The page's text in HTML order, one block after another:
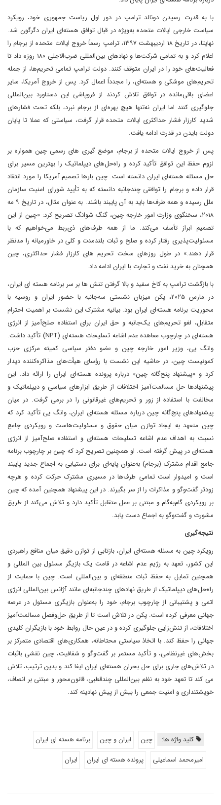
با به قدرت رسیدن دونالد ترامپ در دور اول ریاست جمهوری خود، رویکرد
سیاست خارجی ایالات متحده به‌ویژه در قبال توافق هسته‌ای ایران دگرگون شد.
نهایتا، در تاریخ ۱۸ اردیبهشت ۱۳۹۷، ترامپ رسماً خروج ایالات متحده از برجام را
اعلام کرد و به تمامی شرکت‌ها و نهادهای بین‌المللی ضرب‌الاجلی ۱۸۰ روزه داد تا
فعالیت‌های خود را در ایران متوقف کنند. دولت ترامپ تمامی تحریم‌ها، از جمله
تحریم‌های موشکی و هسته‌ای، را مجدداً اعمال کرد. پس از خروج آمریکا، سایر
اعضای باقی‌مانده در توافق تلاش کردند از فروپاشی این دستاورد بین‌المللی
جلوگیری کنند اما ایران نه‌تنها هیچ بهره‌ای از برجام نبرد، بلکه تحت فشارهای
شدید کارزار فشار حداکثری ایالات متحده قرار گرفت، سیاستی که عملا تا پایان
دولت بایدن در قدرت ادامه یافت.
پس از خروج ایالات متحده از برجام، موضع گیری های رسمی چین همواره بر
لزوم حفظ این توافق تأکید کرده و راه‌حل‌های دیپلماتیک را بهترین مسیر برای
حل مسئله هسته‌ای ایران دانسته است. چین بارها تصمیم آمریکا را مورد انتقاد
قرار داده و برجام را توافقی چندجانبه دانسته که به تأیید شورای امنیت سازمان
ملل رسیده و همه طرف‌ها باید به آن پایبند باشند. به عنوان مثال، در تاریخ ۹ مه
۲۰۱۸، سخنگوی وزارت امور خارجه چین، گنگ شوانگ تصریح کرد: «چین از این
تصمیم ابراز تأسف می‌کند. ما از همه طرف‌های ذی‌ربط می‌خواهیم که با
مسئولیت‌پذیری رفتار کرده و صلح و ثبات بلندمدت و کلی در خاورمیانه را مدنظر
قرار دهند.» در طول روزهای سخت تحریم های کارزار فشار حداکثری، چین
همچنان به خرید نفت و تجارت با ایران ادامه داد.
با بازگشت ترامپ به کاخ سفید و بالا گرفتن تنش ها بر سر برنامه هسته ای ایران،
در مارس ۲۰۲۵، پکن میزبان نشستی سه‌جانبه با حضور ایران و روسیه با
محوریت برنامه هسته‌ای ایران بود. بیانیه مشترک این نشست بر اهمیت احترام
متقابل، لغو تحریم‌های یک‌جانبه و حق ایران برای استفاده صلح‌آمیز از انرژی
هسته‌ای در چارچوب معاهده عدم اشاعه تسلیحات هسته‌ای (NPT) تأکید داشت.
وانگ یی، وزیر امور خارجه چین و عضو دفتر سیاسی کمیته مرکزی حزب
کمونیست چین، در حاشیه این نشست با رؤسای هیأت‌های مذاکره‌کننده دیدار
کرد و «پیشنهاد پنج‌گانه چین» درباره پرونده هسته‌ای ایران را ارائه داد. این
پیشنهاد‌ها حل مسالمت‌آمیز اختلافات از طریق ابزار‌های سیاسی و دیپلماتیک و
مخالفت با استفاده از زور و تحریم‌های غیرقانونی را در برمی گرفت. در میان
پیشنهاد‌های پنج‌گانه چین درباره مسئله هسته‌ای ایران، وانگ یی تأکید کرد که
چین متعهد به ایجاد توازن میان حقوق و مسئولیت‌هاست و رویکردی جامع
نسبت به اهداف عدم اشاعه تسلیحات هسته‌ای و استفاده صلح‌آمیز از انرژی
هسته‌ای در پیش گرفته است. او همچنین تصریح کرد که چین بر چارچوب برنامه
جامع اقدام مشترک (برجام) به‌عنوان پایه‌ای برای دستیابی به اجماع جدید پایبند
است و امیدوار است تمامی طرف‌ها در مسیری مشترک حرکت کرده و هرچه
زودتر گفت‌و‌گو و مذاکرات را از سر بگیرند. در این پیشنهاد همچنین آمده که چین
بر رویکردی گام‌به‌گام و مبتنی بر عمل متقابل تأکید دارد و تلاش می‌کند از طریق
مشورت و گفت‌و‌گو به اجماع دست یابد.
نتیجه‌گیری
رویکرد چین به مسئله هسته‌ای ایران، بازتابی از توازن دقیق میان منافع راهبردی
این کشور، تعهد به رژیم عدم اشاعه در قامت یک بازیگر مسئول بین المللی و
همچنین تمایل به حفظ ثبات منطقه‌ای و بین‌المللی است. چین با حمایت از
راه‌حل‌های دیپلماتیک از طریق نهادهای چندجانبه‌ای مانند آژانس بین‌المللی انرژی
اتمی و پشتیبانی از چارچوب برجام، خود را به‌عنوان بازیگری مسئول در عرصه
جهانی معرفی کرده است. پکن در تلاش است تا از طریق حل‌وفصل مسالمت‌آمیز
اختلافات، از تنش‌زایی جلوگیری کرده و در عین حال روابط خود با بازیگران کلیدی
جهانی را حفظ کند. با اتخاذ سیاستی محتاطانه، همکاری‌های اقتصادی متمرکز بر
بخش‌های غیرنظامی، و تأکید مستمر بر گفت‌وگو و شفافیت، چین نقشی باثبات
در تلاش‌های جاری برای حل بحران هسته‌ای ایران ایفا کند و بدین ترتیب، تلاش
می کند تا تعهد خود به نظم بین‌المللی چندقطبی، قانون‌محور و مبتنی بر انصاف،
خویشتنداری و امنیت جمعی را بیش از پیش نهادینه کند.
کلید واژه ها: چین ایران و چین
برنامه هسته ای ایران
امیرمحمد اسماعیلی
پرونده هسته ای ایران ایران